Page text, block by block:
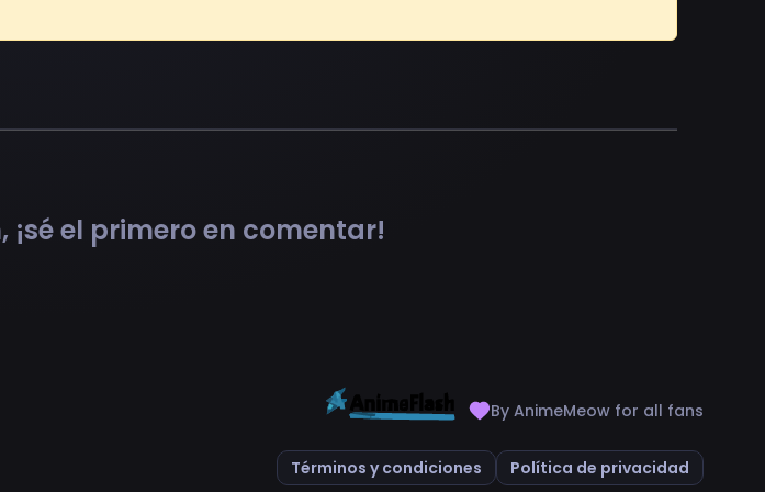
el primero en comentar!
By AnimeMeow for all fans
Términos y condiciones Política de privacidad